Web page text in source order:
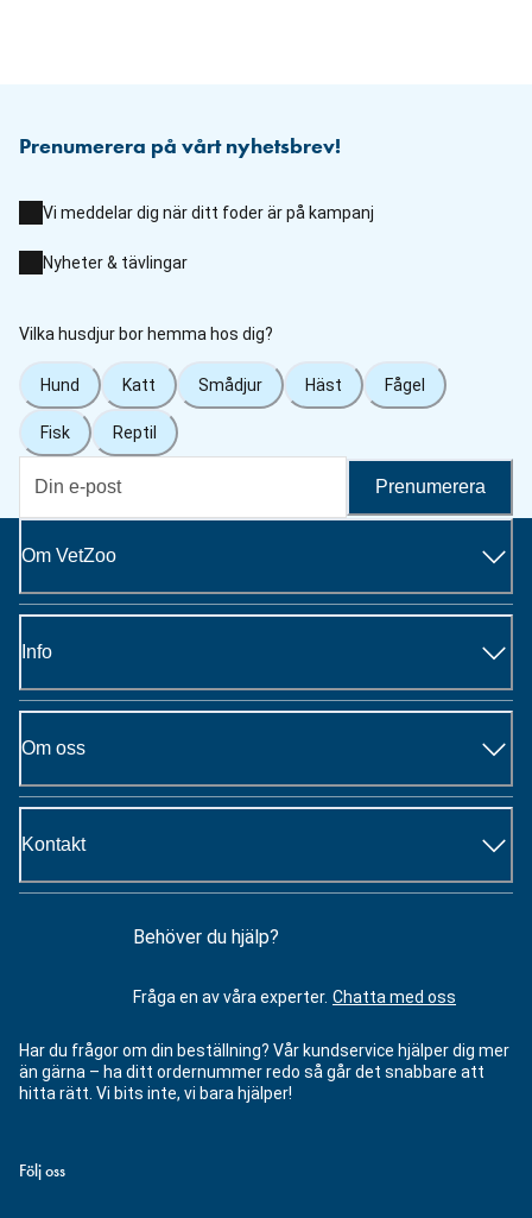
Prenumerera på vårt nyhetsbrev!
Vi meddelar dig när ditt foder är på kampanj
Nyheter & tävlingar
Vilka husdjur bor hemma hos dig?
Hund Katt Smådjur Häst Fågel
Fisk Reptil
Prenumerera
Om VetZoo
Info
Om oss
Kontakt
Behöver du hjälp?
Fråga en av våra experter. Chatta med oss
Har du frågor om din beställning? Vår kundservice hjälper dig mer
än gärna – ha ditt ordernummer redo så går det snabbare att
hitta rätt. Vi bits inte, vi bara hjälper!
Följ oss